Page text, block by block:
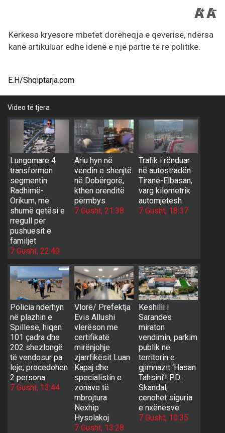
Kërkesa kryesore mbetet dorëheqja e qeverisë, ndërsa
kanë artikuluar edhe idenë e një partie të re politike.
E.H/Shqiptarja.com
Video të tjera
Lungomare 4
transformon
segmentin
Radhimë-
Orikum, më
shumë qetësi e
rregull për
pushuesit e
familjet
7 Gusht, 22:40
Ariu hyn në
vendin e shenjtë
në Dobërgorë,
kthen orenditë
përmbys
7 Gusht, 21:38
Trafik i rënduar
në autostradën
Tiranë-Elbasan,
varg kilometrik
automjetesh
7 Gusht, 18:37
Policia ndërhyn
në plazhin e
Spillesë, hiqen
101 çadra dhe
202 shezlongë
të vendosur pa
leje, procedohen
2 persona
7 Gusht, 13:44
Vlorë/ Prefektja
Evis Allushi
vlerëson me
certifikatë
mirënjohje
zjarrfikësit Luan
Kapaj dhe
specialistin e
zonave të
mbrojtura
Nexhip
Hysolakoj
7 Gusht, 13:28
Këshilli i
Sarandës
miraton
vendimin, parkim
publik në
territorin e
gjimnazit ‘Hasan
Tahsini’! PD:
Skandal,
cenohet siguria
e nxënësve
7 Gusht, 10:35